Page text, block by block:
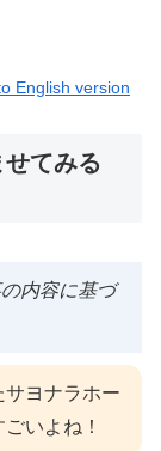
English version
てみる
内容に基づ
ヨナラホー
いよね！